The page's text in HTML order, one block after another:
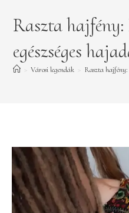
Raszta
egészséges
> Városi legendák > Raszta hajfény: